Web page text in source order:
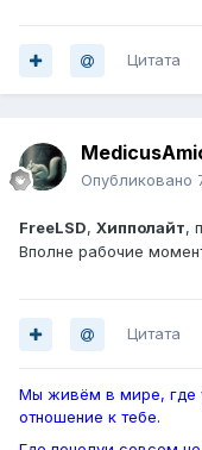
Цитата
Опубликовано
FreeLSD, Хипполайт,
Вполне рабочие
Цитата
Мы живём в мире, где
отношение к тебе.